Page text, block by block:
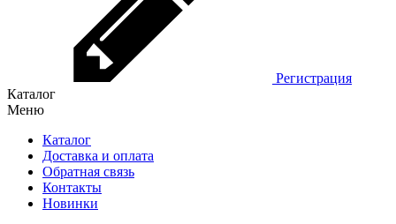
Регистрация
Каталог
Меню
Каталог
Доставка и оплата
Обратная связь
Контакты
Новинки